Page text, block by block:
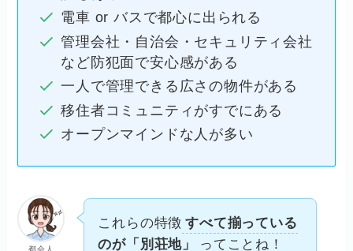
電車 or バスで都心に出られる
管理会社・自治会・セキュリティ会社
など防犯面で安心感がある
一人で管理できる広さの物件がある
移住者コミュニティがすでにある
オープンマインドな人が多い
都会人
これらの特徴 すべて揃っている
のが「別荘地」
ってことね！